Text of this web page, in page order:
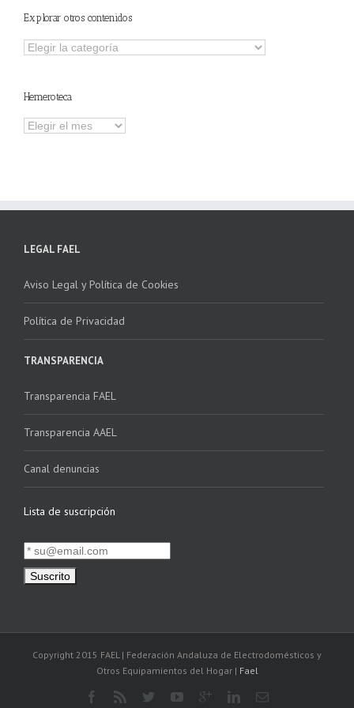
Explorar otros contenidos
Explorar
Hemeroteca
Hemeroteca
LEGAL FAEL
Aviso Legal y Política de Cookies
Política de Privacidad
TRANSPARENCIA
Transparencia FAEL
Transparencia AAEL
Canal denuncias
Lista de suscripción
Copyright 2015 FAEL | Federación Andaluza de Electrodomésticos y
Otros Equipamientos del Hogar | Fael